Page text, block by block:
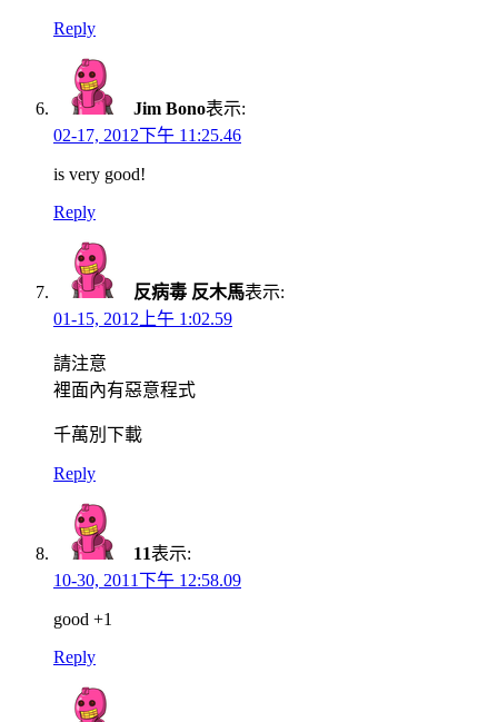
Reply
Jim Bono表示:
02-17, 2012下午 11:25.46
is very good!
Reply
反病毒 反木馬表示:
01-15, 2012上午 1:02.59
請注意
裡面內有惡意程式
千萬別下載
Reply
11表示:
10-30, 2011下午 12:58.09
good +1
Reply